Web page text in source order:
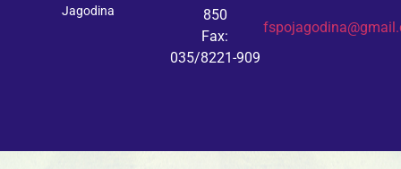
Jagodina
850
Fax:
035/8221-909